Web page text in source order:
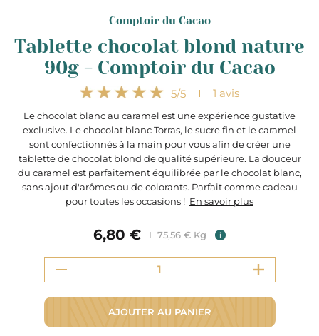
Comptoir du Cacao
Tablette chocolat blond nature
90g - Comptoir du Cacao
5/5 1 avis
Le chocolat blanc au caramel est une expérience gustative
exclusive. Le chocolat blanc Torras, le sucre fin et le caramel
sont confectionnés à la main pour vous afin de créer une
tablette de chocolat blond de qualité supérieure. La douceur
du caramel est parfaitement équilibrée par le chocolat blanc,
sans ajout d'arômes ou de colorants. Parfait comme cadeau
pour toutes les occasions ! En savoir plus
6,80 € 75,56 € Kg i
AJOUTER AU PANIER